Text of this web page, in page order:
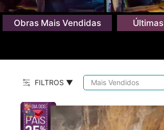
Obras Mais Vendidas
FILTROS ▼